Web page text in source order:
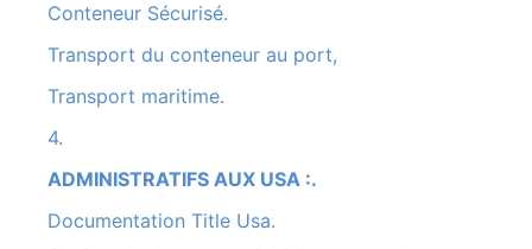
Conteneur Sécurisé.
Transport du conteneur au port,
Transport maritime.
4.
ADMINISTRATIFS AUX USA :.
Documentation Title Usa.